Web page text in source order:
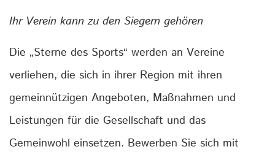
Ihr Verein kann zu den Siegern gehören
Die „Sterne des Sports“ werden an Vereine
verliehen, die sich in ihrer Region mit ihren
gemeinnützigen Angeboten, Maßnahmen und
Leistungen für die Gesellschaft und das
Gemeinwohl einsetzen. Bewerben Sie sich mit